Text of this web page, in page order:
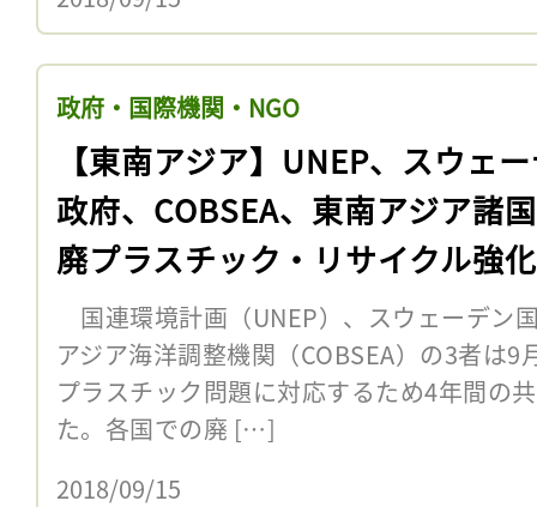
政府・国際機関・NGO
【東南アジア】UNEP、スウェ
政府、COBSEA、東南アジア諸
廃プラスチック・リサイクル強
携
国連環境計画（UNEP）、スウェーデン
アジア海洋調整機関（COBSEA）の3者は
プラスチック問題に対応するため4年間の
た。各国での廃 […]
2018/09/15